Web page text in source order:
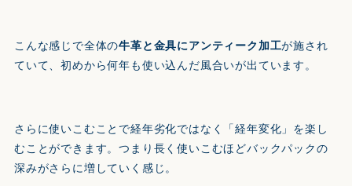
こんな感じで全体の牛革と金具にアンティーク加工が施され
ていて、初めから何年も使い込んだ風合いが出ています。
さらに使いこむことで経年劣化ではなく「経年変化」を楽し
むことができます。つまり長く使いこむほどバックパックの
深みがさらに増していく感じ。